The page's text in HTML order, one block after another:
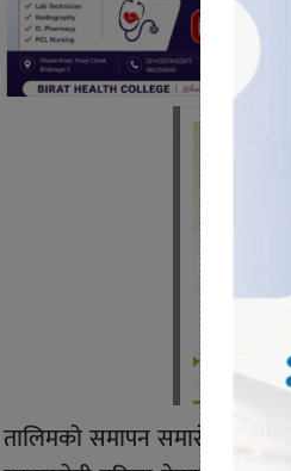
तालिमको समापन समारोहमा